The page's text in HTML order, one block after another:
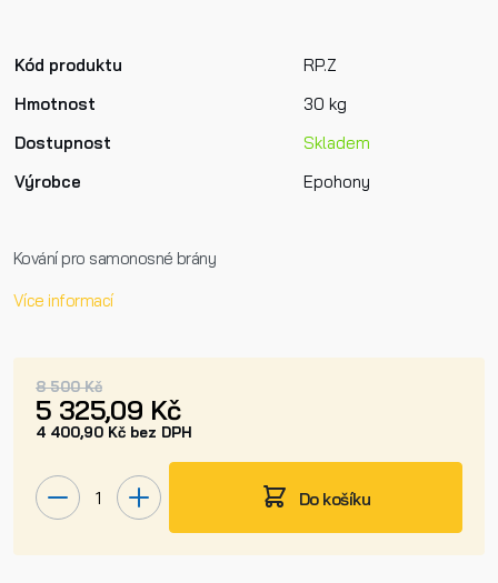
Kód produktu
RP.Z
Hmotnost
30 kg
Dostupnost
Skladem
Výrobce
Epohony
Kování pro samonosné brány
Více informací
8 500 Kč
5 325,09 Kč
4 400,90 Kč bez DPH
Do košíku